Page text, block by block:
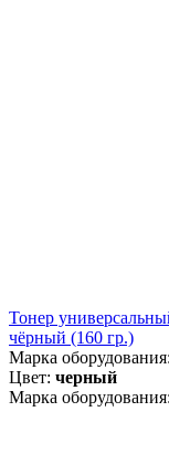
Тонер
чёрный (160 гр.)
Марка оборудования:
Цвет: черный
Марка